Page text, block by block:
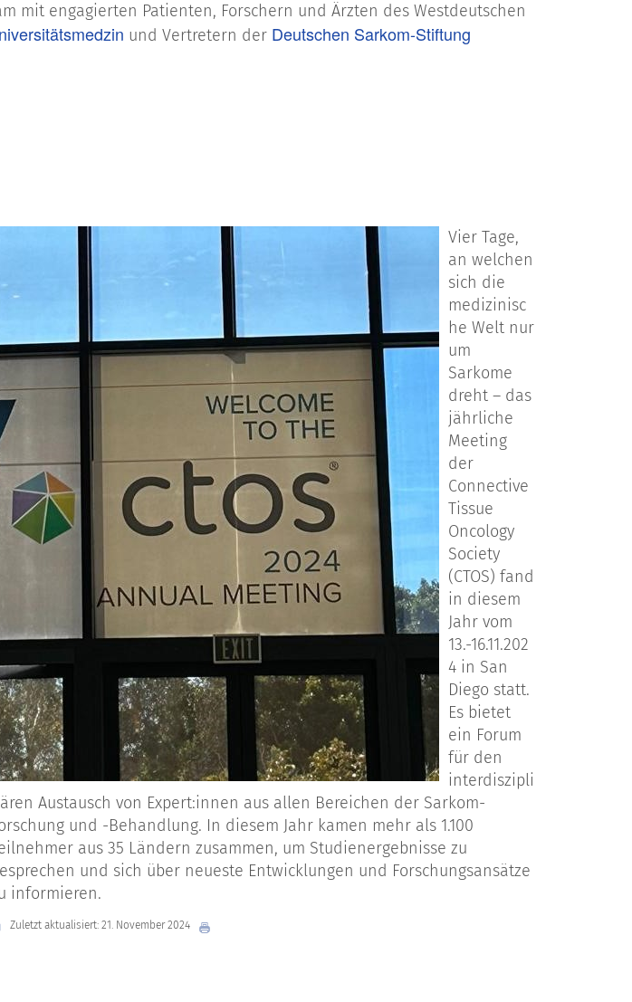
mit engagierten Patienten, Forschern und Ärzten des Westdeutschen
und Vertretern der Deutschen Sarkom-Stiftung
Vier Tage,
an welchen
sich die
medizinisc
he Welt nur
um
Sarkome
dreht – das
jährliche
Meeting
der
Connective
Tissue
Oncology
Society
(CTOS) fand
in diesem
Jahr vom
13.-16.11.202
4 in San
Diego statt.
Es bietet
ein Forum
für den
interdiszipli
Austausch von Expert:innen aus allen Bereichen der Sarkom-
und -Behandlung. In diesem Jahr kamen mehr als 1.100
aus 35 Ländern zusammen, um Studienergebnisse zu
und sich über neueste Entwicklungen und Forschungsansätze
informieren.
Zuletzt aktualisiert: 21. November 2024